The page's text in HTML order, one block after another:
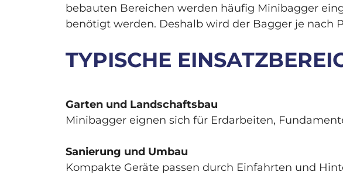
bebauten Bereichen werden häufig Minibagger
benötigt werden. Deshalb wird der Bagger je nach
TYPISCHE
Garten und Landschaftsbau
Minibagger eignen sich für Erdarbeiten,
Sanierung und Umbau
Kompakte Geräte passen durch Einfahrten und